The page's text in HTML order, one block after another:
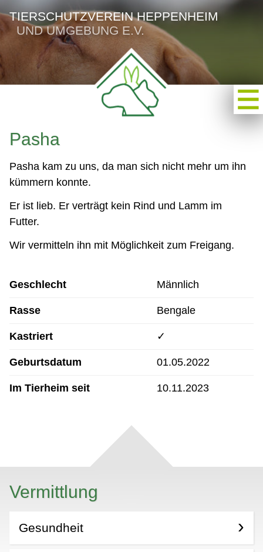
TIERSCHUTZVEREIN HEPPENHEIM
UND UMGEBUNG E.V.
Pasha
Pasha kam zu uns, da man sich nicht mehr um ihn
kümmern konnte.
Er ist lieb. Er verträgt kein Rind und Lamm im
Futter.
Wir vermitteln ihn mit Möglichkeit zum Freigang.
Geschlecht Männlich
Rasse Bengale
Kastriert ✓
Geburtsdatum 01.05.2022
Im Tierheim seit 10.11.2023
Vermittlung
Gesundheit